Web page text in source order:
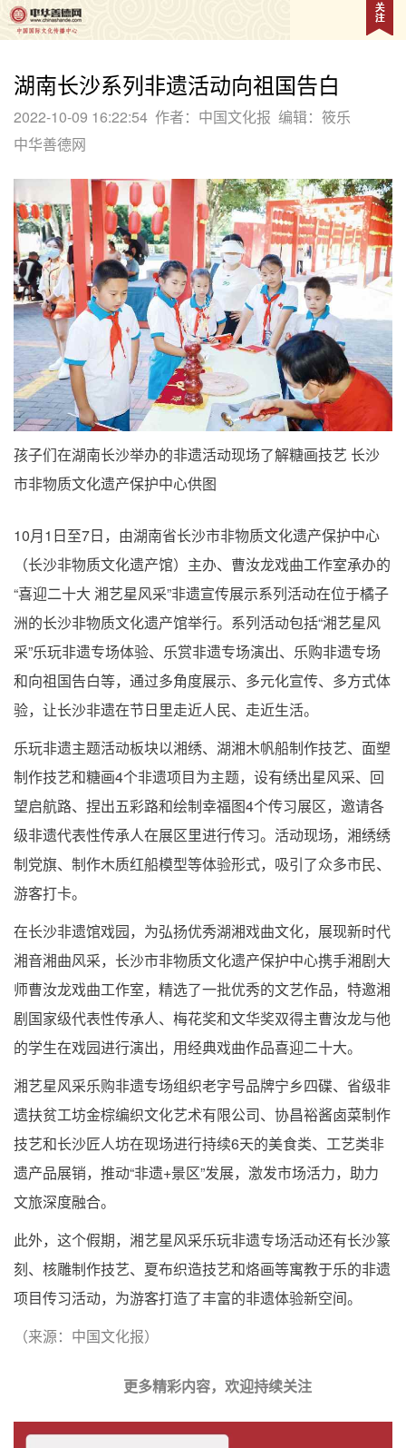
湖南长沙系列非遗活动向祖国告白
2022-10-09 16:22:54 作者：中国文化报 编辑：筱乐
中华善德网
孩子们在湖南长沙举办的非遗活动现场了解糖画技艺 长沙
市非物质文化遗产保护中心供图
10月1日至7日，由湖南省长沙市非物质文化遗产保护中心
（长沙非物质文化遗产馆）主办、曹汝龙戏曲工作室承办的
“喜迎二十大 湘艺星风采”非遗宣传展示系列活动在位于橘子
洲的长沙非物质文化遗产馆举行。系列活动包括“湘艺星风
采”乐玩非遗专场体验、乐赏非遗专场演出、乐购非遗专场
和向祖国告白等，通过多角度展示、多元化宣传、多方式体
验，让长沙非遗在节日里走近人民、走近生活。
乐玩非遗主题活动板块以湘绣、湖湘木帆船制作技艺、面塑
制作技艺和糖画4个非遗项目为主题，设有绣出星风采、回
望启航路、捏出五彩路和绘制幸福图4个传习展区，邀请各
级非遗代表性传承人在展区里进行传习。活动现场，湘绣绣
制党旗、制作木质红船模型等体验形式，吸引了众多市民、
游客打卡。
在长沙非遗馆戏园，为弘扬优秀湖湘戏曲文化，展现新时代
湘音湘曲风采，长沙市非物质文化遗产保护中心携手湘剧大
师曹汝龙戏曲工作室，精选了一批优秀的文艺作品，特邀湘
剧国家级代表性传承人、梅花奖和文华奖双得主曹汝龙与他
的学生在戏园进行演出，用经典戏曲作品喜迎二十大。
湘艺星风采乐购非遗专场组织老字号品牌宁乡四碟、省级非
遗扶贫工坊金棕编织文化艺术有限公司、协昌裕酱卤菜制作
技艺和长沙匠人坊在现场进行持续6天的美食类、工艺类非
遗产品展销，推动“非遗+景区”发展，激发市场活力，助力
文旅深度融合。
此外，这个假期，湘艺星风采乐玩非遗专场活动还有长沙篆
刻、核雕制作技艺、夏布织造技艺和烙画等寓教于乐的非遗
项目传习活动，为游客打造了丰富的非遗体验新空间。
（来源：中国文化报）
更多精彩内容，欢迎持续关注